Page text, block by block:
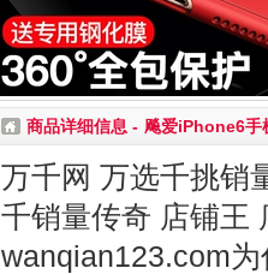
商品详细信息 - 飚爱iPhone6手
万千网 万选千挑销
千销量传奇 店铺王
wanqian123.com